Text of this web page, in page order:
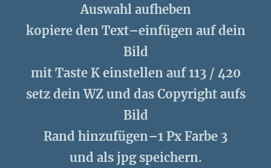
Auswahl aufheben
kopiere den Text–einfügen auf dein
Bild
mit Taste K einstellen auf 113 / 420
setz dein WZ und das Copyright aufs
Bild
Rand hinzufügen–1 Px Farbe 3
und als jpg speichern.